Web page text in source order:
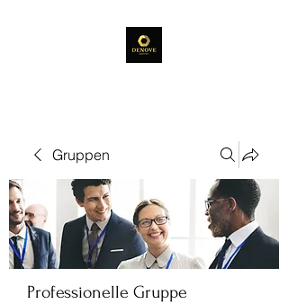
Gruppen
Professionelle Gruppe